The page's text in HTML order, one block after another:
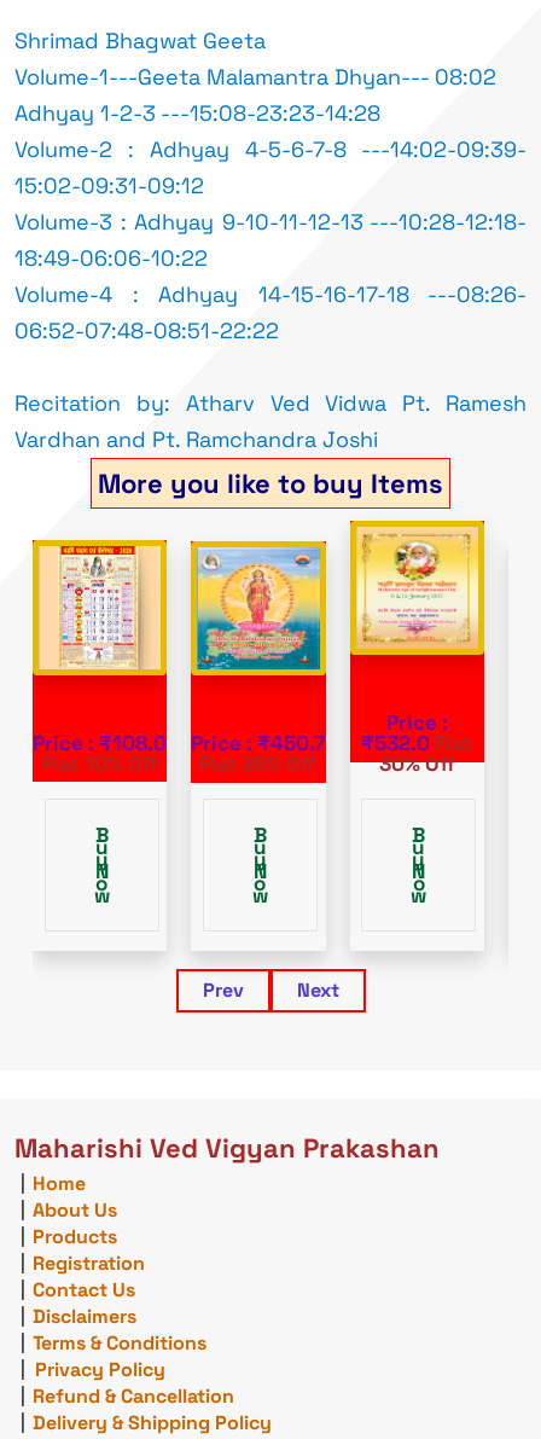
Shrimad Bhagwat Geeta
Volume-1---Geeta Malamantra Dhyan--- 08:02
Adhyay 1-2-3 ---15:08-23:23-14:28
Volume-2 : Adhyay 4-5-6-7-8 ---14:02-09:39-
15:02-09:31-09:12
Volume-3 : Adhyay 9-10-11-12-13 ---10:28-12:18-
18:49-06:06-10:22
Volume-4 : Adhyay 14-15-16-17-18 ---08:26-
06:52-07:48-08:51-22:22
Recitation by: Atharv Ved Vidwa Pt. Ramesh
Vardhan and Pt. Ramchandra Joshi
More you like to buy Items
Price : ₹108.0
Flat 10% Off
B
u
y
N
o
w
Price : ₹450.7
Flat 25% Off
B
u
y
N
o
w
Price :
₹532.0 Flat
30% Off
B
u
y
N
o
w
Prev Next
Maharishi Ved Vigyan Prakashan
Home
|
About Us
|
Products
|
Registration
|
Contact Us
|
Disclaimers
|
Terms & Conditions
|
Privacy Policy
|
Refund & Cancellation
|
Delivery & Shipping Policy
|